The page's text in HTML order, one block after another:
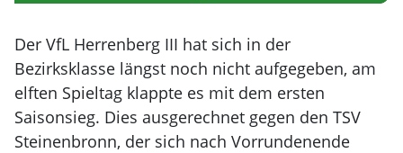
Der VfL Herrenberg III hat sich in der
Bezirksklasse längst noch nicht aufgegeben, am
elften Spieltag klappte es mit dem ersten
Saisonsieg. Dies ausgerechnet gegen den TSV
Steinenbronn, der sich nach Vorrundenende